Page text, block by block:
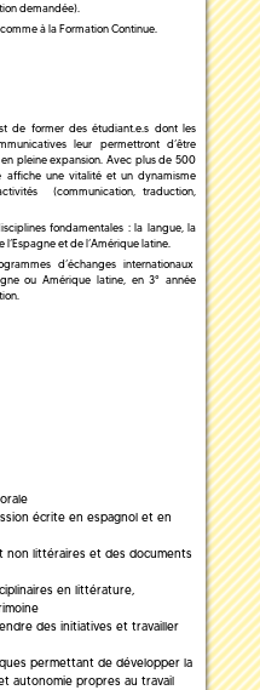
demandée).
à la Formation Continue.
de former des étudiant.e.s dont les
leur permettront d’être
pleine expansion. Avec plus de 500
affiche une vitalité et un dynamisme
(communication, traduction,
fondamentales : la langue, la
et de l’Amérique latine.
d’échanges internationaux
ou Amérique latine, en 3° année
écrite en espagnol et en
littéraires et des documents
en littérature,
des initiatives et travailler
permettant de développer la
autonomie propres au travail